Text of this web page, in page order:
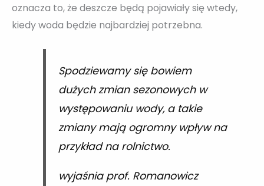
oznacza to, że deszcze będą pojawiały się wtedy,
kiedy woda będzie najbardziej potrzebna.
Spodziewamy się bowiem
dużych zmian sezonowych w
występowaniu wody, a takie
zmiany mają ogromny wpływ na
przykład na rolnictwo.
wyjaśnia prof. Romanowicz